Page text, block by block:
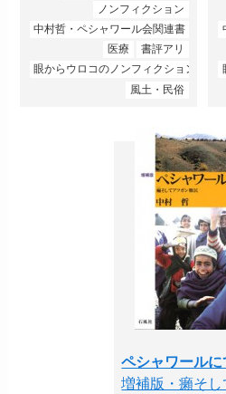
ノンフィクション
中村哲・ペシャワール会関連書
医療
書評アリ
眼からウロコのノンフィクション
風土・民俗
ペシャワールに
増補版・癩そ